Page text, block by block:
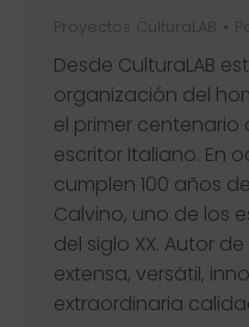
Proyectos CulturaLAB
Desde CulturaLAB
organización del
el primer
escritor Italiano. En
cumplen 100 años
Calvino, uno de los
del siglo XX. Autor
extensa, versátil,
extraordinaria